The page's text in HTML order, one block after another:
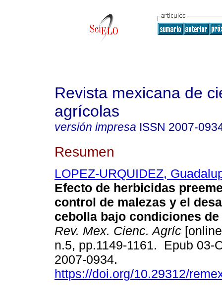
Revista mexicana de
agrícolas
versión impresa ISSN 2007-
Resumen
LOPEZ-URQUIDEZ,
Efecto de herbicidas
control de malezas y el
cebolla bajo condiciones
Rev. Mex. Cienc. Agríc
n.5, pp.1149-1161. Epub 03-
2007-0934.
https://doi.org/10.29312/